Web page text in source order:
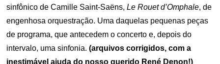
sinfônico de Camille Saint-Saëns,Le Rouet d’Omphale, de
engenhosa orquestração. Uma daquelas pequenas peças
de programa, que antecedem o concerto e, depois do
intervalo, uma sinfonia.(arquivos corrigidos, com a
inestimável ajuda do nosso querido René Denon!)